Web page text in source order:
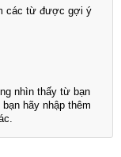
các từ được gợi ý
nhìn thấy từ bạn
hãy nhập thêm